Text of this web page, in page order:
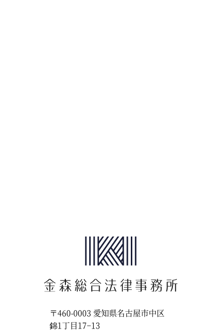
〒460-0003 愛知県名古屋市中区
錦1丁目17−13